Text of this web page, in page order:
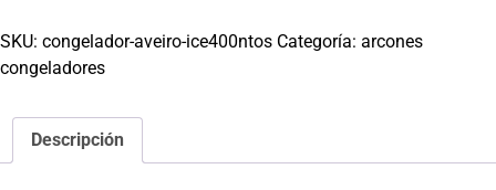
SKU: congelador-aveiro-ice400ntos Categoría: arcones
congeladores
Descripción